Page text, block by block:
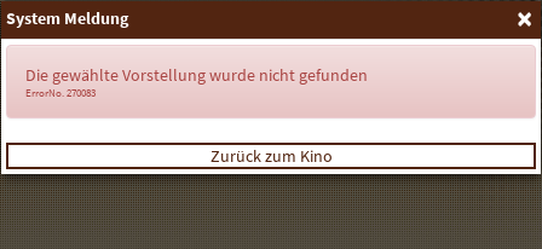
Anmelden
×
System Meldung
Die gewählte Vorstellung wurde nicht gefunden
ErrorNo. 270083
Zurück zum Kino